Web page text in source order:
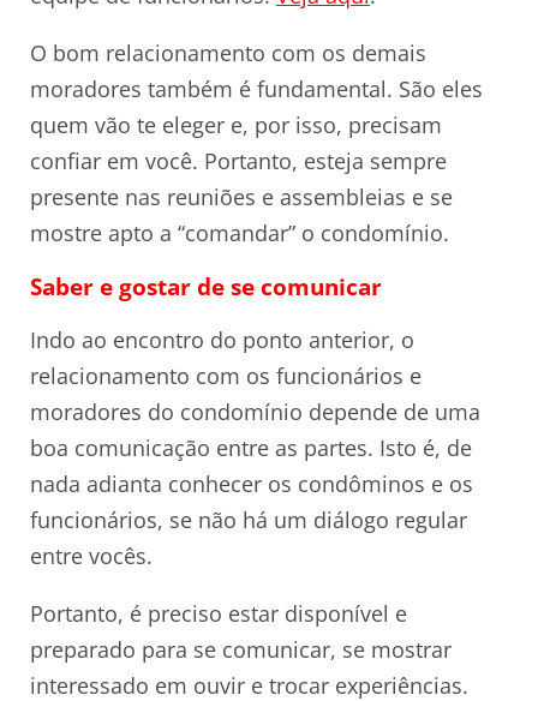
O bom relacionamento com os demais
moradores também é fundamental. São eles
quem vão te eleger e, por isso, precisam
confiar em você. Portanto, esteja sempre
presente nas reuniões e assembleias e se
mostre apto a “comandar” o condomínio.
Saber e gostar de se comunicar
Indo ao encontro do ponto anterior, o
relacionamento com os funcionários e
moradores do condomínio depende de uma
boa comunicação entre as partes. Isto é, de
nada adianta conhecer os condôminos e os
funcionários, se não há um diálogo regular
entre vocês.
Portanto, é preciso estar disponível e
preparado para se comunicar, se mostrar
interessado em ouvir e trocar experiências.